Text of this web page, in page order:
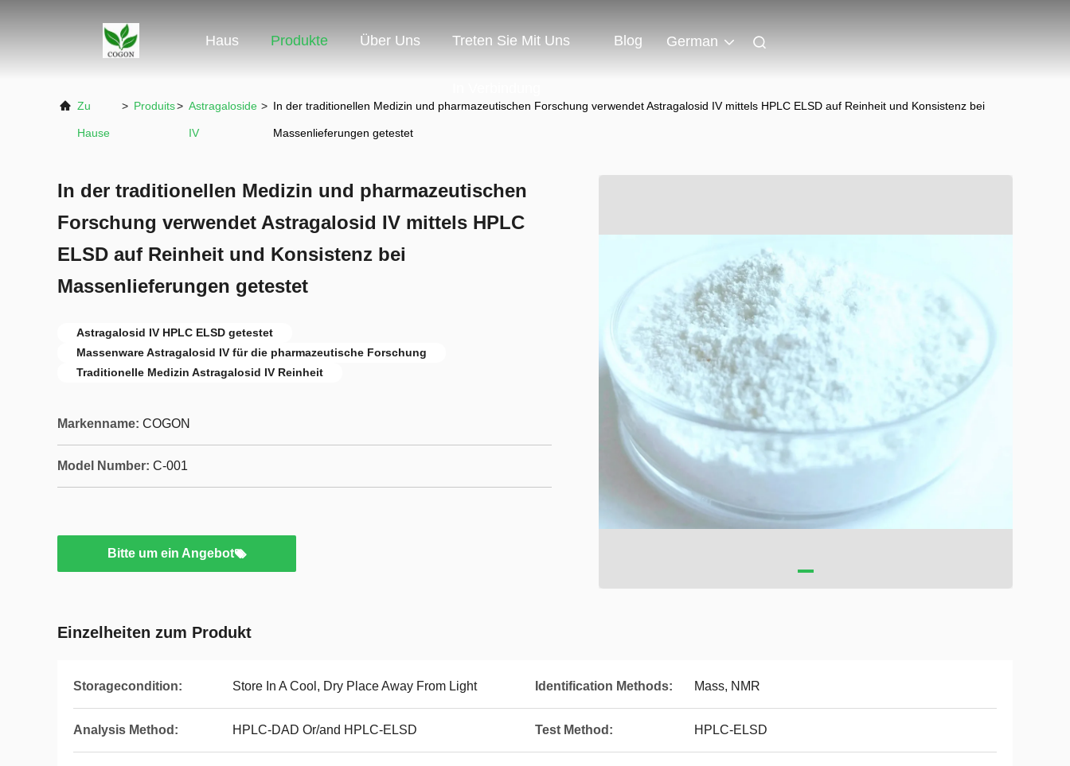
Haus Produkte Über Uns Treten Sie Mit Uns Blog German
Zu
Hause
> Produits> Astragaloside
IV
> In der traditionellen Medizin und pharmazeutischen Forschung verwendet Astragalosid IV mittels HPLC ELSD auf Reinheit und Konsistenz bei
Massenlieferungen getestet
In der traditionellen Medizin und pharmazeutischen
Forschung verwendet Astragalosid IV mittels HPLC
ELSD auf Reinheit und Konsistenz bei
Massenlieferungen getestet
Astragalosid IV HPLC ELSD getestet
Massenware Astragalosid IV für die pharmazeutische Forschung
Traditionelle Medizin Astragalosid IV Reinheit
Markenname: COGON
Model Number: C-001
Bitte um ein Angebot
Einzelheiten zum Produkt
Storagecondition: Store In A Cool, Dry Place Away From Light Identification Methods: Mass, NMR
Analysis Method: HPLC-DAD Or/and HPLC-ELSD Test Method: HPLC-ELSD